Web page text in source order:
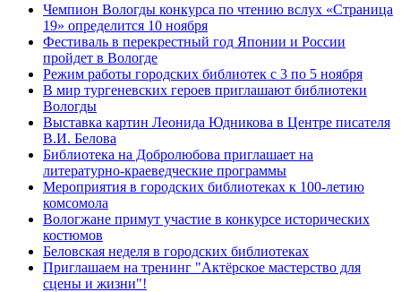
Чемпион Вологды конкурса по чтению вслух «Страница
19» определится 10 ноября
Фестиваль в перекрестный год Японии и России
пройдет в Вологде
Режим работы городских библиотек с 3 по 5 ноября
В мир тургеневских героев приглашают библиотеки
Вологды
Выставка картин Леонида Юдникова в Центре писателя
В.И. Белова
Библиотека на Добролюбова приглашает на
литературно-краеведческие программы
Мероприятия в городских библиотеках к 100-летию
комсомола
Вологжане примут участие в конкурсе исторических
костюмов
Беловская неделя в городских библиотеках
Приглашаем на тренинг "Актёрское мастерство для
сцены и жизни"!